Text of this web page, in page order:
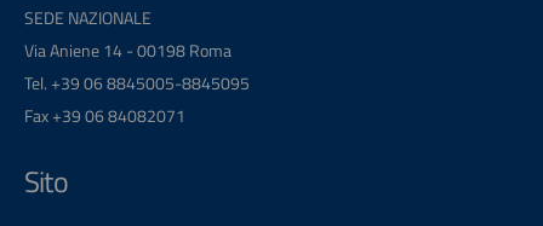
SEDE NAZIONALE
Via Aniene 14 - 00198 Roma
Tel. +39 06 8845005-8845095
Fax +39 06 84082071
Sito